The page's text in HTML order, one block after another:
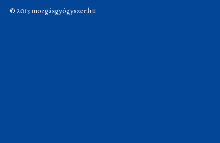
© 2013 mozgásgyógyszer.hu